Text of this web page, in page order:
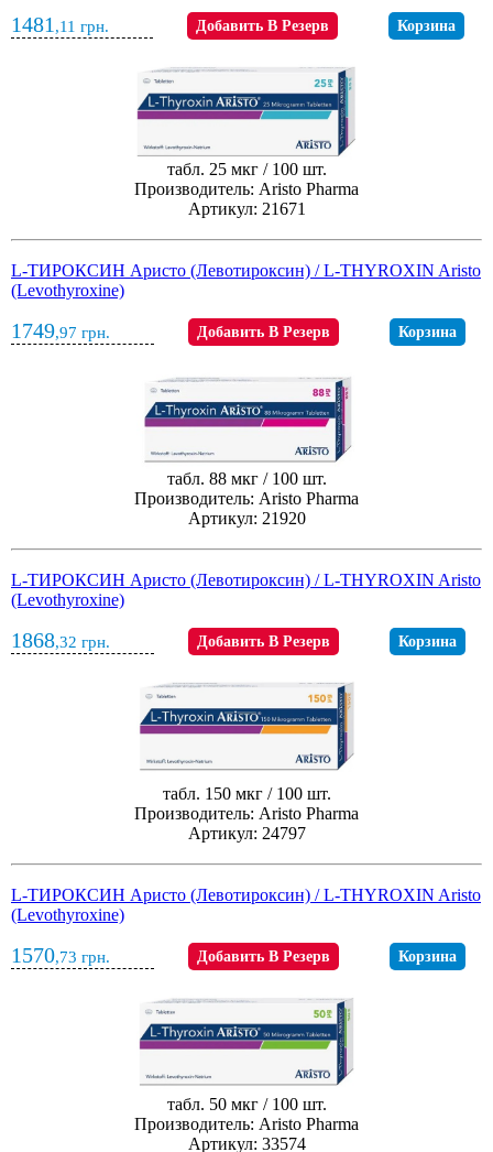
1481 ,11 грн. Добавить В Резерв Корзина
табл. 25 мкг / 100 шт.
Производитель: Aristo Pharma
Артикул: 21671
L-ТИРОКСИН Аристо (Левотироксин) / L-THYROXIN Aristo
(Levothyroxine)
1749,97 грн. Добавить В Резерв Корзина
табл. 88 мкг / 100 шт.
Производитель: Aristo Pharma
Артикул: 21920
L-ТИРОКСИН Аристо (Левотироксин) / L-THYROXIN Aristo
(Levothyroxine)
1868,32 грн. Добавить В Резерв Корзина
табл. 150 мкг / 100 шт.
Производитель: Aristo Pharma
Артикул: 24797
L-ТИРОКСИН Аристо (Левотироксин) / L-THYROXIN Aristo
(Levothyroxine)
1570,73 грн. Добавить В Резерв Корзина
табл. 50 мкг / 100 шт.
Производитель: Aristo Pharma
Артикул: 33574